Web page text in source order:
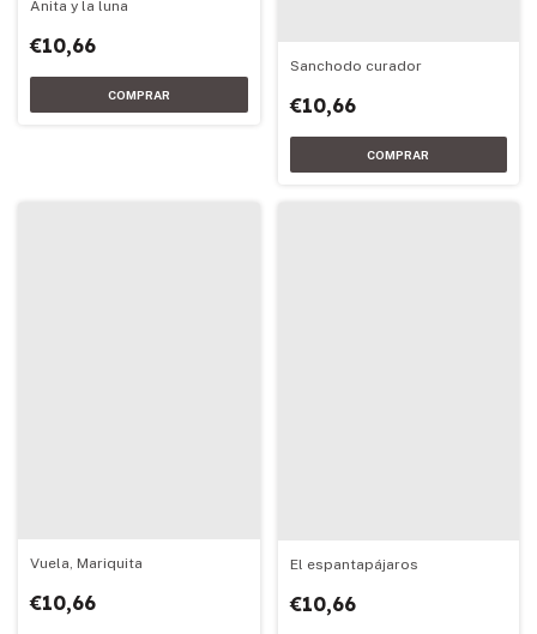
Anita y la luna
€10,66
Sanchodo curador
€10,66
Vuela, Mariquita
€10,66
El espantapájaros
€10,66